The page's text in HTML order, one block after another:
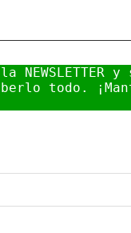
NEWSLETTER
todo.